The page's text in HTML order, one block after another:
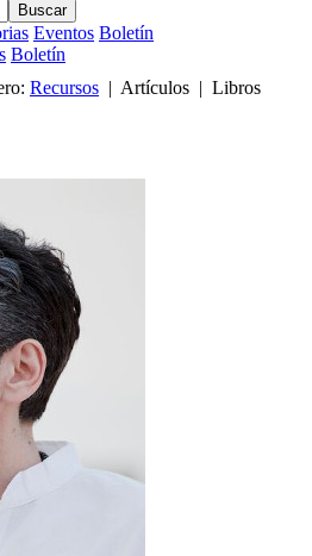
Buscar
Eventos Boletín
Boletín
Recursos | Artículos | Libros